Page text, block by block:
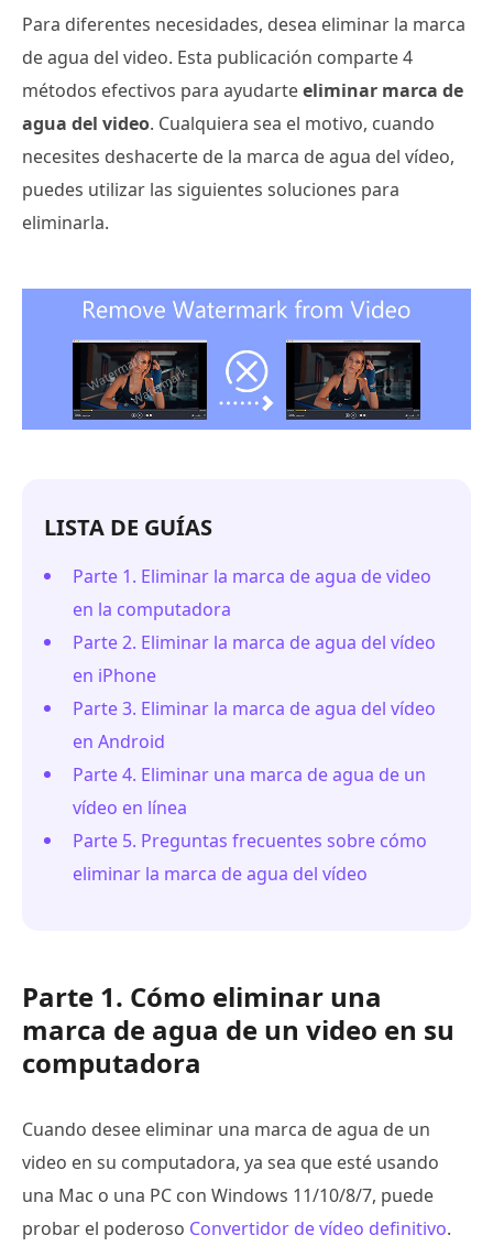
Para diferentes necesidades, desea eliminar la marca
de agua del video. Esta publicación comparte 4
métodos efectivos para ayudarteeliminar marca de
agua del video. Cualquiera sea el motivo, cuando
necesites deshacerte de la marca de agua del vídeo,
puedes utilizar las siguientes soluciones para
eliminarla.
LISTA DE GUÍAS
Parte 1. Eliminar la marca de agua de video
en la computadora
Parte 2. Eliminar la marca de agua del vídeo
en iPhone
Parte 3. Eliminar la marca de agua del vídeo
en Android
Parte 4. Eliminar una marca de agua de un
vídeo en línea
Parte 5. Preguntas frecuentes sobre cómo
eliminar la marca de agua del vídeo
Parte 1. Cómo eliminar una
marca de agua de un video en su
computadora
Cuando desee eliminar una marca de agua de un
video en su computadora, ya sea que esté usando
una Mac o una PC con Windows 11/10/8/7, puede
probar el poderoso Convertidor de vídeo definitivo.